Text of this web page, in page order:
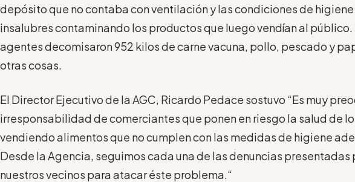
depósito que no contaba con ventilación y las condiciones de
insalubres contaminando los productos que luego vendían al público.
agentes decomisaron 952 kilos de carne vacuna, pollo, pescado y
otras cosas.
El Director Ejecutivo de la AGC, Ricardo Pedace sostuvo “Es muy
irresponsabilidad de comerciantes que ponen en riesgo la salud de
vendiendo alimentos que no cumplen con las medidas de higiene
Desde la Agencia, seguimos cada una de las denuncias presentadas
nuestros vecinos para atacar éste problema.“